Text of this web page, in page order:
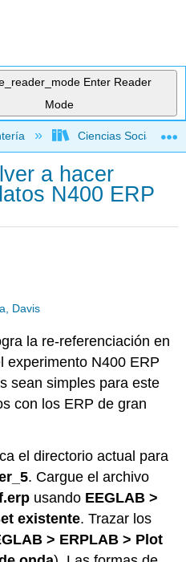
Enter Reader
Mode
global
Ciencias Sociales
a hacer
N400 ERP
Davis
la re-referenciación en
experimento N400 ERP
sean simples para este
con los ERP de gran
el directorio actual para
. Cargue el archivo
usando EEGLAB >
existente. Trazar los
> ERPLAB > Plot